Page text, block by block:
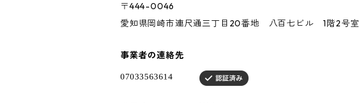
〒444-0046
愛知県岡崎市連尺通三丁目20番地 八百七ビル 1階2号室
事業者の連絡先